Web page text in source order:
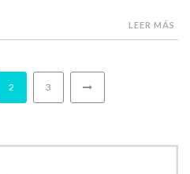
LEER MÁS
2 3